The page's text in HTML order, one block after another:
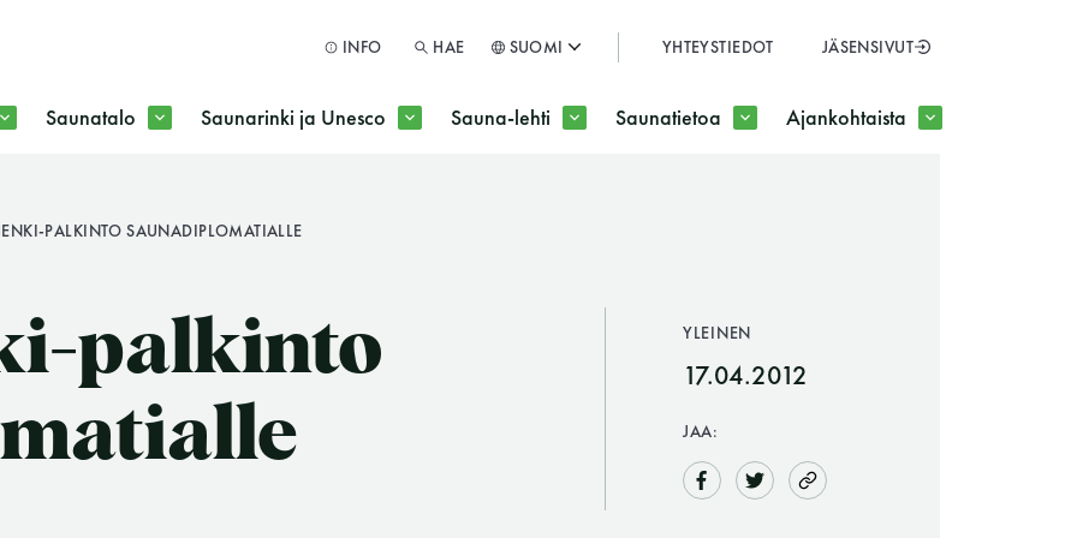
SULJE
INFO HAE SUOMI YHTEYSTIEDOT JÄSENSIVUT
Saunatalo Saunarinki ja Unesco Sauna-lehti Saunatietoa Ajankohtaista
PALKINTO SAUNADIPLOMATIALLE
palkinto
YLEINEN
17.04.2012
JAA: